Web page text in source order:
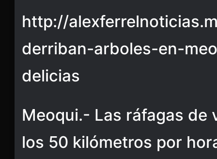
http://
derriban-arboles-en-
delicias
Meoqui.- Las ráfagas de
los 50 kilómetros por